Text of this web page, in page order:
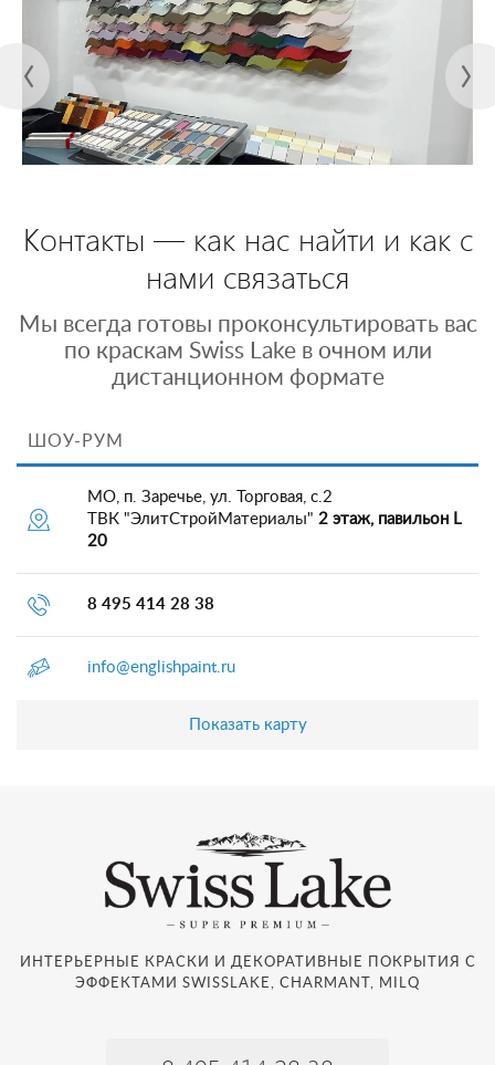
Контакты — как нас найти и как с
нами связаться
Мы всегда готовы проконсультировать вас
по краскам Swiss Lake в очном или
дистанционном формате
ШОУ-РУМ
МО, п. Заречье, ул. Торговая, с.2
ТВК "ЭлитСтройМатериалы" 2 этаж, павильон L
20
8 495 414 28 38
info@englishpaint.ru
Показать карту
ИНТЕРЬЕРНЫЕ КРАСКИ И ДЕКОРАТИВНЫЕ ПОКРЫТИЯ С
ЭФФЕКТАМИ SWISSLAKE, CHARMANT, MILQ